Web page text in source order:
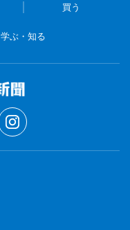
買う
学ぶ・知る